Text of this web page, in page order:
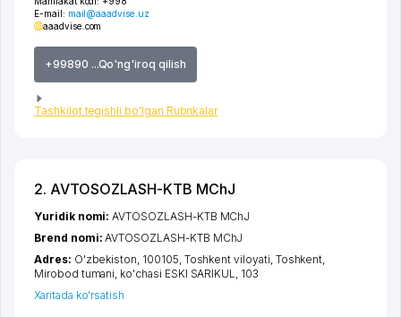
E-mail: mail@aaadvise.uz
aaadvise.com
+99890 ...Qo'ng'iroq qilish
Tashkilot tegishli bo'lgan Rubrikalar
2. AVTOSOZLASH-KTB MChJ
Yuridik nomi:AVTOSOZLASH-KTB MChJ
Brend nomi:AVTOSOZLASH-KTB MChJ
Adres: O'zbekiston, 100105, Toshkent viloyati, Toshkent,
Mirobod tumani, ko'chasi ESKI SARIKUL, 103
Xaritada ko'rsatish